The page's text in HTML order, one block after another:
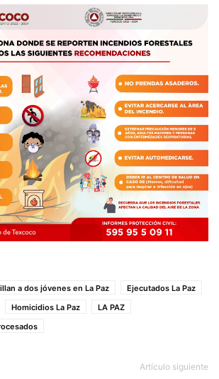
a dos jóvenes en La Paz
Ejecutados La Paz
Homicidios La Paz
LA PAZ
Artículo siguiente